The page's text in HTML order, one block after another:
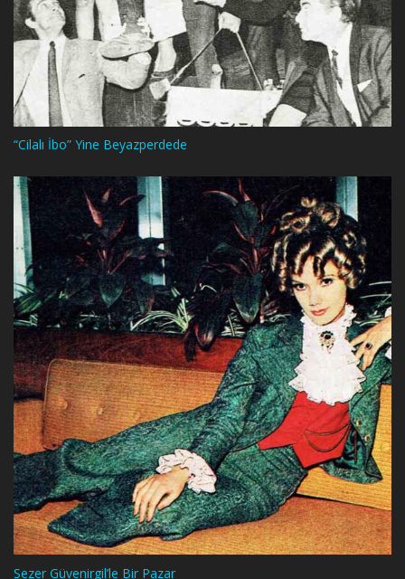
“Cilalı İbo” Yine Beyazperdede
Sezer Güvenirgil’le Bir Pazar